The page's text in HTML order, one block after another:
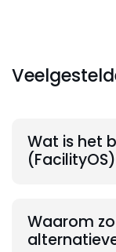
Wat is het
Waarom